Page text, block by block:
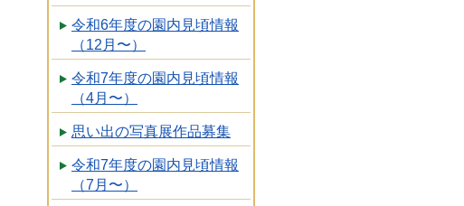
令和6年度の園内見頃情報
（12月〜）
令和7年度の園内見頃情報
（4月〜）
思い出の写真展作品募集
令和7年度の園内見頃情報
（7月〜）